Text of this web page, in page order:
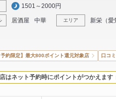
1501～2000円
居酒屋 中華 エリア 新栄 （愛
予約限定】最大800ポイント還元対象店 口コ
はネット予約時にポイントがつかえます